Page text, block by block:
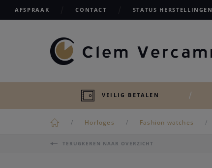
AFSPRAAK CONTACT STATUS HERSTELLINGEN
VEILIG BETALEN
Horloges Fashion watches
TERUGKEREN NAAR OVERZICHT